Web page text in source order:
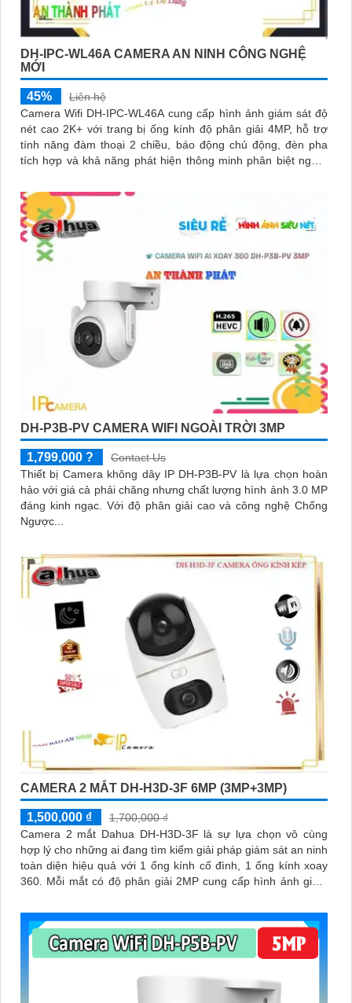
DH-IPC-WL46A CAMERA AN NINH CÔNG NGHỆ
MỚI
45%
Liên hệ
Camera Wifi DH-IPC-WL46A cung cấp hình ảnh giám sát độ
nét cao 2K+ với trang bị ống kính độ phân giải 4MP, hỗ trợ
tính năng đàm thoại 2 chiều, báo động chủ động, đèn pha
tích hợp và khả năng phát hiện thông minh phân biệt người
quan sát an ninh ngoài trời thì camera Dahua DH-IPC-WL46A
chính là sự lựa chọn vô cùng phù hợpCamera an ninh không
dây DH-IPC-WL46A là lựa chọn lý tưởng để bảo vệ ngôi nhà
hoặc văn phòng của bạn
DH-P3B-PV CAMERA WIFI NGOÀI TRỜI 3MP
1,799,000 ?
Contact Us
Thiết bị Camera không dây IP DH-P3B-PV là lựa chọn hoàn
hảo với giá cả phải chăng nhưng chất lượng hình ảnh 3.0 MP
đáng kinh ngạc. Với độ phân giải cao và công nghệ Chống
Ngược...
CAMERA 2 MẮT DH-H3D-3F 6MP (3MP+3MP)
1,500,000 ₫
1,700,000 ₫
Camera 2 mắt Dahua DH-H3D-3F là sự lựa chọn vô cùng
hợp lý cho những ai đang tìm kiếm giải pháp giám sát an ninh
toàn diện hiệu quả với 1 ống kính cố đình, 1 ống kính xoay
360. Mỗi mắt có độ phân giải 2MP cung cấp hình ảnh giám
thoại 2 chiều, khả năng phát hiện phân biệt người vật độ
chính xác cao